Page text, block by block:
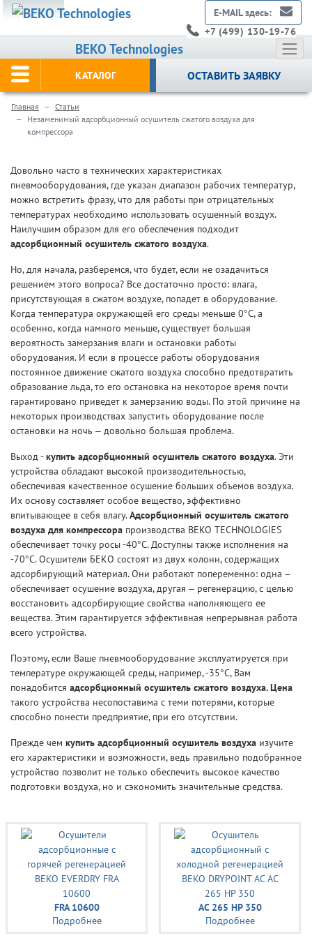
BEKO Technologies
E-MAIL здесь:
+7 (499) 130-19-76
КАТАЛОГ ОСТАВИТЬ ЗАЯВКУ
Главная
Статьи
Незаменимый адсорбционный осушитель сжатого воздуха для
компрессора
Довольно часто в технических характеристиках
пневмооборудования, где указан диапазон рабочих температур,
можно встретить фразу, что для работы при отрицательных
температурах необходимо использовать осушенный воздух.
Наилучшим образом для его обеспечения подходит
адсорбционный осушитель сжатого воздуха.
Но, для начала, разберемся, что будет, если не озадачиться
решением этого вопроса? Все достаточно просто: влага,
присутствующая в сжатом воздухе, попадет в оборудование.
Когда температура окружающей его среды меньше 0°С, а
особенно, когда намного меньше, существует большая
вероятность замерзания влаги и остановки работы
оборудования. И если в процессе работы оборудования
постоянное движение сжатого воздуха способно предотвратить
образование льда, то его остановка на некоторое время почти
гарантировано приведет к замерзанию воды. По этой причине на
некоторых производствах запустить оборудование после
остановки на ночь – довольно большая проблема.
Выход -купить адсорбционный осушитель сжатого воздуха. Эти
устройства обладают высокой производительностью,
обеспечивая качественное осушение больших объемов воздуха.
Их основу составляет особое вещество, эффективно
впитывающее в себя влагу.Адсорбционный осушитель сжатого
воздуха для компрессора производства BEKO TECHNOLOGIES
обеспечивает точку росы -40°С. Доступны также исполнения на
-70°С. Осушители БЕКО состоят из двух колонн, содержащих
адсорбирующий материал. Они работают попеременно: одна –
обеспечивает осушение воздуха, другая – регенерацию, с целью
восстановить адсорбирующие свойства наполняющего ее
вещества. Этим гарантируется эффективная непрерывная работа
всего устройства.
Поэтому, если Ваше пневмооборудование эксплуатируется при
температуре окружающей среды, например, -35°С, Вам
понадобится адсорбционный осушитель сжатого воздуха. Цена
такого устройства несопоставима с теми потерями, которые
способно понести предприятие, при его отсутствии.
Прежде чем купить адсорбционный осушитель воздуха изучите
его характеристики и возможности, ведь правильно подобранное
устройство позволит не только обеспечить высокое качество
подготовки воздуха, но и сэкономить значительные средства.
FRA 10600
Подробнее
AC 265 HP 350
Подробнее